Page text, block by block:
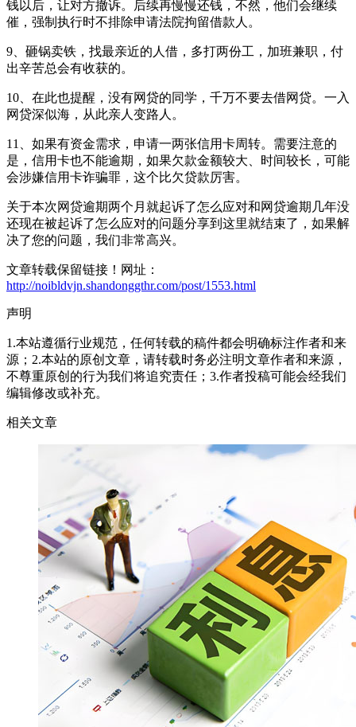
钱以后，让对方撤诉。后续再慢慢还钱，不然，他们会继续
催，强制执行时不排除申请法院拘留借款人。
9、砸锅卖铁，找最亲近的人借，多打两份工，加班兼职，付
出辛苦总会有收获的。
10、在此也提醒，没有网贷的同学，千万不要去借网贷。一入
网贷深似海，从此亲人变路人。
11、如果有资金需求，申请一两张信用卡周转。需要注意的
是，信用卡也不能逾期，如果欠款金额较大、时间较长，可能
会涉嫌信用卡诈骗罪，这个比欠贷款厉害。
关于本次网贷逾期两个月就起诉了怎么应对和网贷逾期几年没
还现在被起诉了怎么应对的问题分享到这里就结束了，如果解
决了您的问题，我们非常高兴。
文章转载保留链接！网址：
http://noibldvjn.shandonggthr.com/post/1553.html
声明
1.本站遵循行业规范，任何转载的稿件都会明确标注作者和来
源；2.本站的原创文章，请转载时务必注明文章作者和来源，
不尊重原创的行为我们将追究责任；3.作者投稿可能会经我们
编辑修改或补充。
相关文章